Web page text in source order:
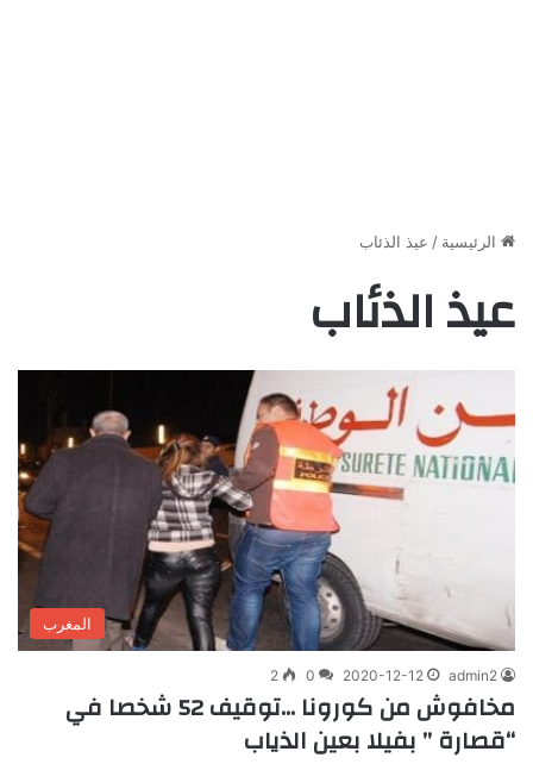
الرئيسية / عيذ الذئاب
عيذ الذئاب
المغرب
admin2
2020-12-12
0
2
مخافوش من كورونا …توقيف 52 شخصا في
“قصارة ” بفيلا بعين الذياب